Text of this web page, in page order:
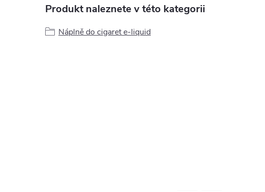
Produkt naleznete v této kategorii
Náplně do cigaret e-liquid